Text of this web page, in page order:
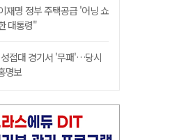
재명 정부 주택공급 '어닝 쇼
대통령"
접대 경기서 '무패'…당시
명보